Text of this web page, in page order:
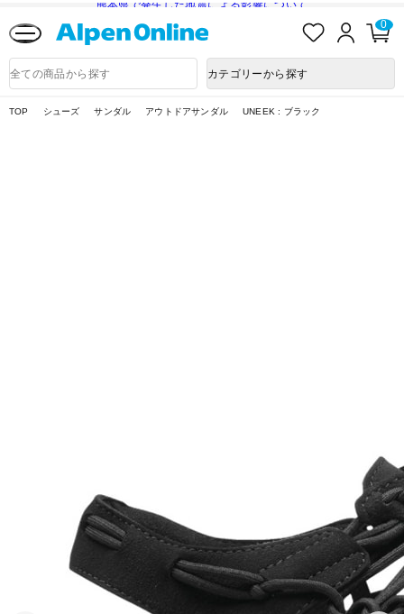
熊本県で発生した地震による影響について
入
ロ
ン
0
品
検
カテゴリーから探す
TOP シューズ サンダル アウトドアサンダル UNEEK : ブラック